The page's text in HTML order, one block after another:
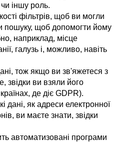
іншу роль.
фільтрів, щоб ви могли
пошуку, щоб допомогти йому
наприклад, місце
галузь і, можливо, навіть
тож якщо ви зв'яжетеся з
звідки ви взяли його
де діє GDPR).
дані, як адреси електронної
ви маєте знати, звідки
автоматизовані програми